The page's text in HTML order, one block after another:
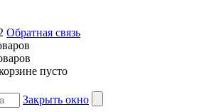
Обратная связь
пусто
Закрыть окно